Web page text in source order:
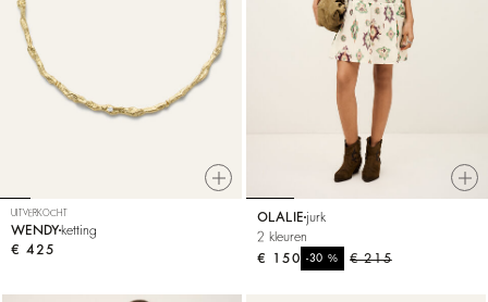
UITVERKOCHT
WENDY ketting
€ 425
OLALIE jurk
2 kleuren
€ 215
-30%
€ 150